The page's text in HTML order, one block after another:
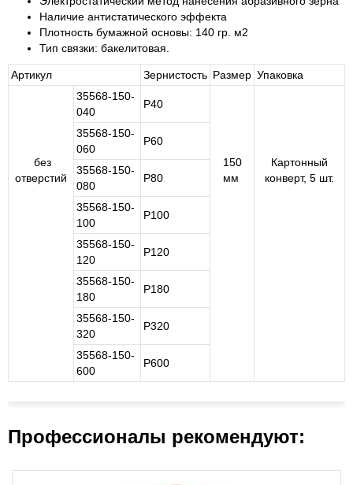
Наличие антистатического эффекта
Плотность бумажной основы: 140 гр. м2
Тип связки: бакелитовая.
Артикул Зернистость Размер Упаковка
без
отверстий
35568-150-
040
Р40
150
мм
Картонный
конверт, 5 шт.
35568-150-
060
Р60
35568-150-
080
Р80
35568-150-
100
Р100
35568-150-
120
Р120
35568-150-
180
Р180
35568-150-
320
Р320
35568-150-
600
Р600
Профессионалы рекомендуют: